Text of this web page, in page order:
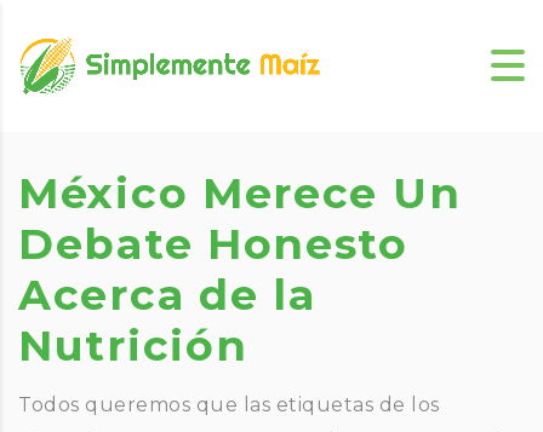
México Merece Un
Debate Honesto
Acerca de la
Nutrición
Todos queremos que las etiquetas de los